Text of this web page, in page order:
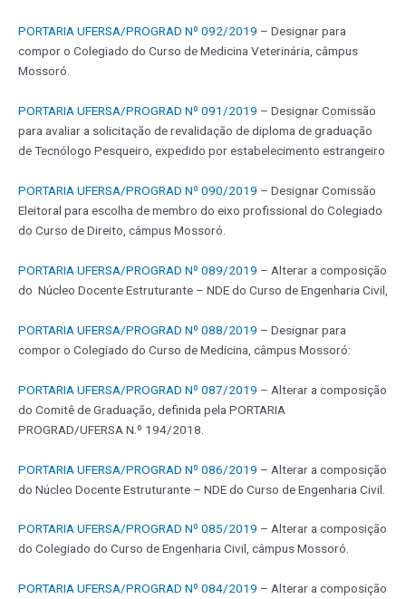
PORTARIA UFERSA/PROGRAD Nº 092/2019 – Designar para
compor o Colegiado do Curso de Medicina Veterinária, câmpus
Mossoró.
PORTARIA UFERSA/PROGRAD Nº 091/2019 – Designar Comissão
para avaliar a solicitação de revalidação de diploma de graduação
de Tecnólogo Pesqueiro, expedido por estabelecimento estrangeiro
PORTARIA UFERSA/PROGRAD Nº 090/2019 – Designar Comissão
Eleitoral para escolha de membro do eixo profissional do Colegiado
do Curso de Direito, câmpus Mossoró.
PORTARIA UFERSA/PROGRAD Nº 089/2019 – Alterar a composição
do Núcleo Docente Estruturante – NDE do Curso de Engenharia Civil,
PORTARIA UFERSA/PROGRAD Nº 088/2019 – Designar para
compor o Colegiado do Curso de Medicina, câmpus Mossoró:
PORTARIA UFERSA/PROGRAD Nº 087/2019 – Alterar a composição
do Comitê de Graduação, definida pela PORTARIA
PROGRAD/UFERSA N.º 194/2018.
PORTARIA UFERSA/PROGRAD Nº 086/2019 – Alterar a composição
do Núcleo Docente Estruturante – NDE do Curso de Engenharia Civil.
PORTARIA UFERSA/PROGRAD Nº 085/2019 – Alterar a composição
do Colegiado do Curso de Engenharia Civil, câmpus Mossoró.
PORTARIA UFERSA/PROGRAD Nº 084/2019 – Alterar a composição